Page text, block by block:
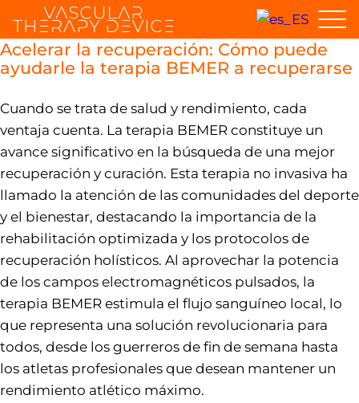
Acelerar la recuperación: Cómo puede
ayudarle la terapia BEMER a recuperarse
Cuando se trata de salud y rendimiento, cada
ventaja cuenta. La terapia BEMER constituye un
avance significativo en la búsqueda de una mejor
recuperación y curación. Esta terapia no invasiva ha
llamado la atención de las comunidades del deporte
y el bienestar, destacando la importancia de la
rehabilitación optimizada y los protocolos de
recuperación holísticos. Al aprovechar la potencia
de los campos electromagnéticos pulsados, la
terapia BEMER estimula el flujo sanguíneo local, lo
que representa una solución revolucionaria para
todos, desde los guerreros de fin de semana hasta
los atletas profesionales que desean mantener un
rendimiento atlético máximo.